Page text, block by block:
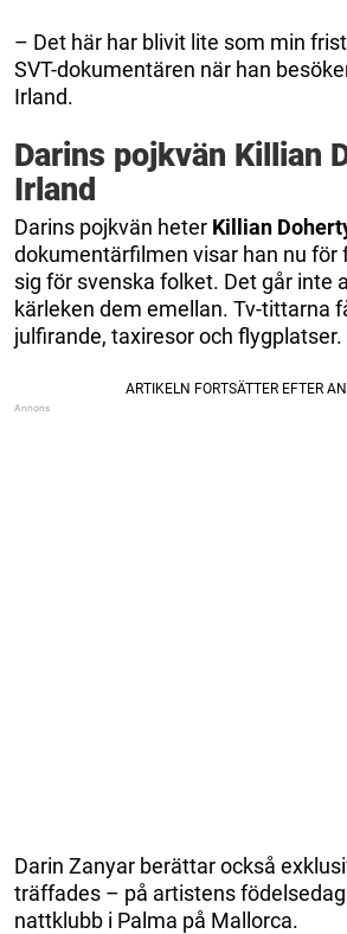
– Det här har blivit lite som min
SVT-dokumentären när han
Irland.
Darins pojkvän Killian
Irland
Darins pojkvän heter Killian
dokumentärfilmen visar han nu för
sig för svenska folket. Det går inte
kärleken dem emellan. Tv-tittarna
julfirande, taxiresor och flygplatser.
Darin Zanyar berättar också
träffades – på artistens
nattklubb i Palma på Mallorca.